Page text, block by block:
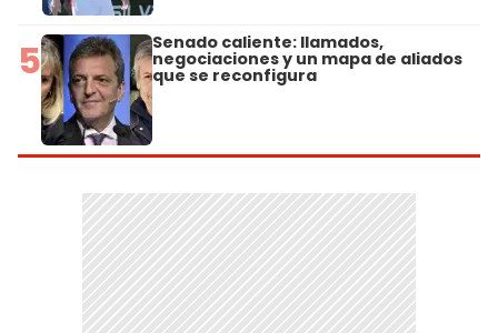
5 Senado caliente: llamados,
negociaciones y un mapa de aliados
que se reconfigura